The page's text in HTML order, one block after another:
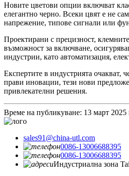
Новите цветови опции включват
елегантно черно. Всеки цвят е не
напрежение, типове сигнали или
Проектирани с прецизност,
възможност за включване,
индустрии, като автоматизация,
Експертите в индустрията очакват,
прави иновации, тези нови
привлекателни решения.
Време на публикуване: 13 март 2025
sales91@china-utl.com
0086-13006688395
0086-13006688395
Индустриална зона